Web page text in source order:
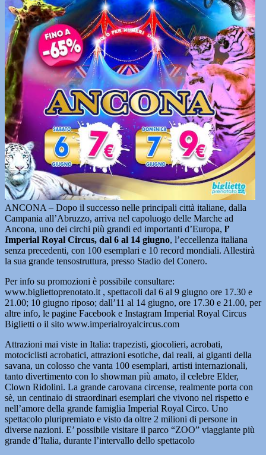
ANCONA – Dopo il successo nelle principali città italiane, dalla
Campania all’Abruzzo, arriva nel capoluogo delle Marche ad
Ancona, uno dei circhi più grandi ed importanti d’Europa, l’
Imperial Royal Circus, dal 6 al 14 giugno, l’eccellenza italiana
senza precedenti, con 100 esemplari e 10 record mondiali. Allestirà
la sua grande tensostruttura, presso Stadio del Conero.
Per info su promozioni è possibile consultare:
www.bigliettoprenotato.it , spettacoli dal 6 al 9 giugno ore 17.30 e
21.00; 10 giugno riposo; dall’11 al 14 giugno, ore 17.30 e 21.00, per
altre info, le pagine Facebook e Instagram Imperial Royal Circus
Biglietti o il sito www.imperialroyalcircus.com
Attrazioni mai viste in Italia: trapezisti, giocolieri, acrobati,
motociclisti acrobatici, attrazioni esotiche, dai reali, ai giganti della
savana, un colosso che vanta 100 esemplari, artisti internazionali,
tanto divertimento con lo showman più amato, il celebre Elder,
Clown Ridolini. La grande carovana circense, realmente porta con
sè, un centinaio di straordinari esemplari che vivono nel rispetto e
nell’amore della grande famiglia Imperial Royal Circo. Uno
spettacolo pluripremiato e visto da oltre 2 milioni di persone in
diverse nazioni. E’ possibile visitare il parco “ZOO” viaggiante più
grande d’Italia, durante l’intervallo dello spettacolo